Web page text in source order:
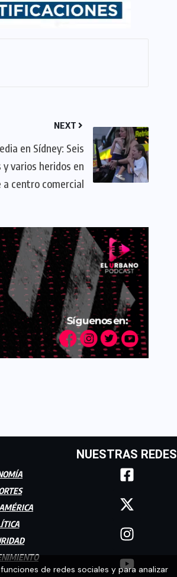
NEXT
en Sídney: Seis
varios heridos en
a centro comercial
NUESTRAS REDES
de redes sociales y para analizar